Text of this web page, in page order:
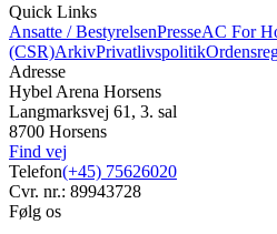
Quick Links
Ansatte / BestyrelsenPresseAC For
(CSR)ArkivPrivatlivspolitik
Adresse
Hybel Arena Horsens
Langmarksvej 61, 3. sal
8700 Horsens
Find vej
Telefon(+45) 75626020
Cvr. nr.: 89943728
Følg os